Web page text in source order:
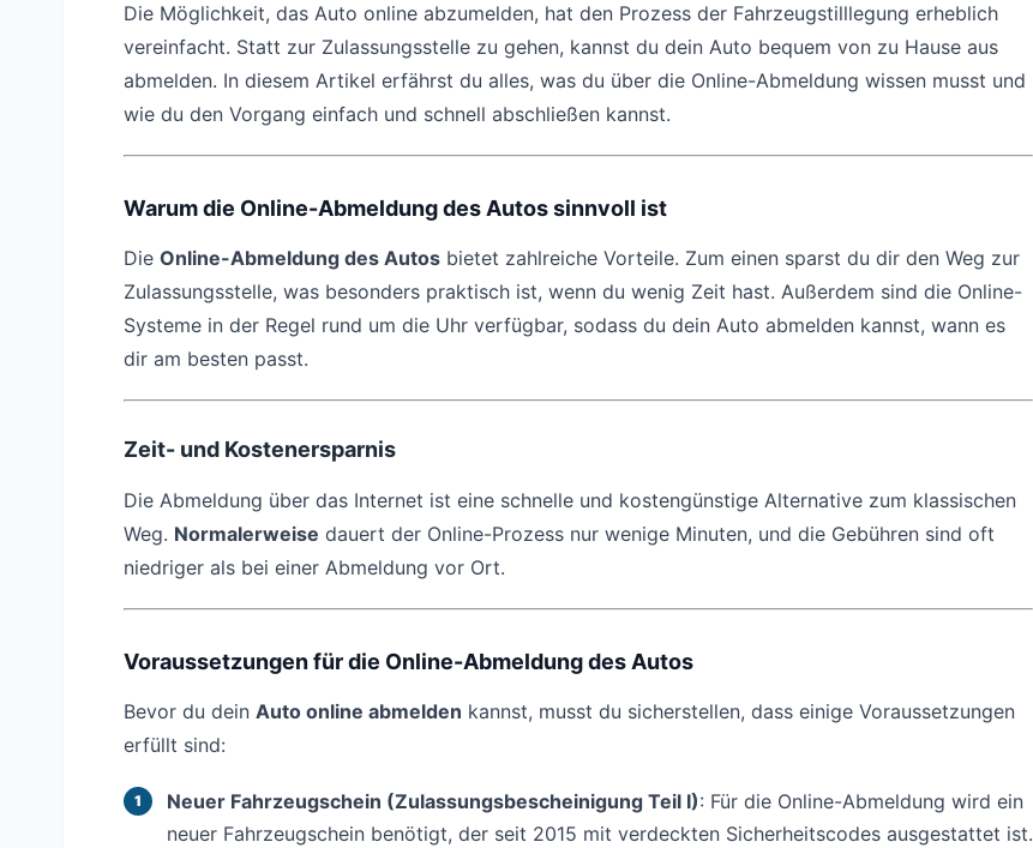
Die Möglichkeit, das Auto online abzumelden, hat den Prozess der Fahrzeugstilllegung erheblich
vereinfacht. Statt zur Zulassungsstelle zu gehen, kannst du dein Auto bequem von zu Hause aus
abmelden. In diesem Artikel erfährst du alles, was du über die Online-Abmeldung wissen musst und
wie du den Vorgang einfach und schnell abschließen kannst.
Warum die Online-Abmeldung des Autos sinnvoll ist
Die Online-Abmeldung des Autos bietet zahlreiche Vorteile. Zum einen sparst du dir den Weg zur
Zulassungsstelle, was besonders praktisch ist, wenn du wenig Zeit hast. Außerdem sind die Online-
Systeme in der Regel rund um die Uhr verfügbar, sodass du dein Auto abmelden kannst, wann es
dir am besten passt.
Zeit- und Kostenersparnis
Die Abmeldung über das Internet ist eine schnelle und kostengünstige Alternative zum klassischen
Weg. Normalerweise dauert der Online-Prozess nur wenige Minuten, und die Gebühren sind oft
niedriger als bei einer Abmeldung vor Ort.
Voraussetzungen für die Online-Abmeldung des Autos
Bevor du dein Auto online abmelden kannst, musst du sicherstellen, dass einige Voraussetzungen
erfüllt sind:
Neuer Fahrzeugschein (Zulassungsbescheinigung Teil I): Für die Online-Abmeldung wird ein
neuer Fahrzeugschein benötigt, der seit 2015 mit verdeckten Sicherheitscodes ausgestattet ist.